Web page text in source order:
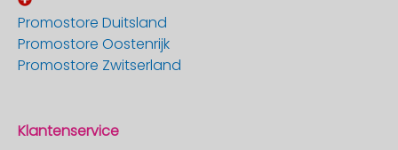
Promostore Duitsland
Promostore Oostenrijk
Promostore Zwitserland
Klantenservice